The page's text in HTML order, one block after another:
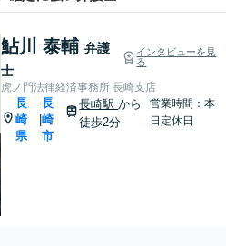
鮎川 泰輔 弁護
士
インタビューを見
る
虎ノ門法律経済事務所 長崎支店
長
崎
県
長
崎
市
長崎駅から
徒歩2分
営業時間：本
日定休日